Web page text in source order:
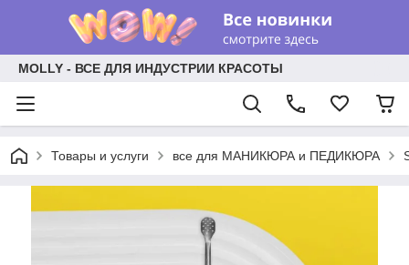
MOLLY - ВСЕ ДЛЯ ИНДУСТРИИ КРАСОТЫ
Товары и услуги все для МАНИКЮРА и ПЕДИКЮРА